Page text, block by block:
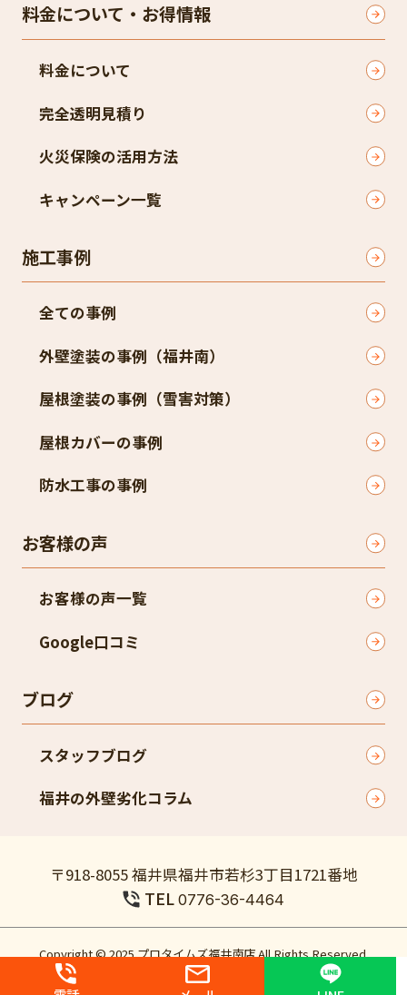
料金について・お得情報
料金について
完全透明見積り​
火災保険の活用方法​
キャンペーン一覧​
施工事例
全ての事例
外壁塗装の事例（福井南）​
屋根塗装の事例（雪害対策）​
屋根カバーの事例
防水工事の事例
お客様の声
お客様の声一覧
Google口コミ​
ブログ
スタッフブログ
福井の外壁劣化コラム
〒918-8055 福井県福井市若杉3丁目1721番地
TEL 0776-36-4464
Copyright © 2025 プロタイムズ福井南店 All Rights Reserved.
個人情報保護方針